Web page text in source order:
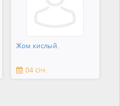
Жом кислый.
04 січ.